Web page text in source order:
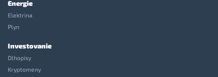
Energie
Elektrina
Plyn
Investovanie
Dlhopisy
Kryptomeny